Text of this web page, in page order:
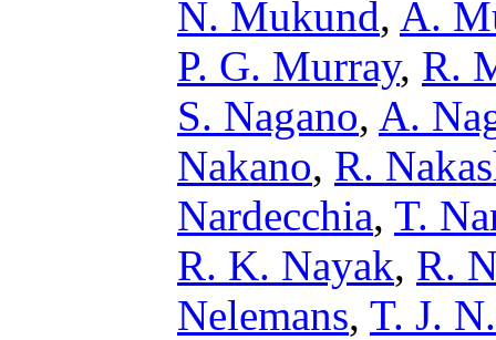
N. Mukund, A.
P. G. Murray, R.
S. Nagano, A.
Nakano, R.
Nardecchia, T.
R. K. Nayak, R.
Nelemans, T. J.